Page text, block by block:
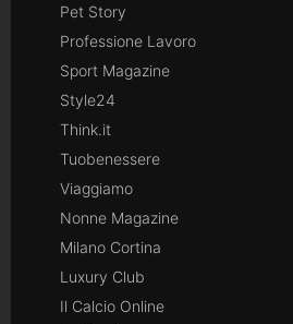
Pet Story
Professione Lavoro
Sport Magazine
Style24
Think.it
Tuobenessere
Viaggiamo
Nonne Magazine
Milano Cortina
Luxury Club
Il Calcio Online